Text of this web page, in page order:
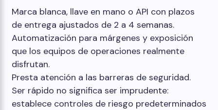
Marca blanca, llave en mano o API con plazos
de entrega ajustados de 2 a 4 semanas.
Automatización para márgenes y exposición
que los equipos de operaciones realmente
disfrutan.
Presta atención a las barreras de seguridad.
Ser rápido no significa ser imprudente:
establece controles de riesgo predeterminados